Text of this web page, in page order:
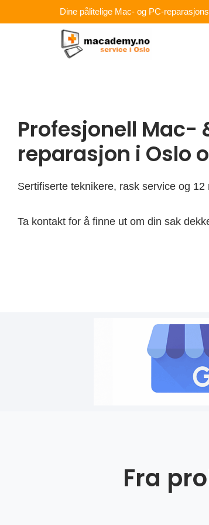
rett
Dine pålitelige Mac- og PC-
Profesjonell Mac-
reparasjon i Oslo
Sertifiserte teknikere, rask service og 12
Ta kontakt for å finne ut om din sak
Fra